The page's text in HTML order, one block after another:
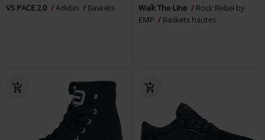
VS PACE 2.0 Adidas Baskets Walk The Line
Rock Rebel by
EMP
Baskets hautes